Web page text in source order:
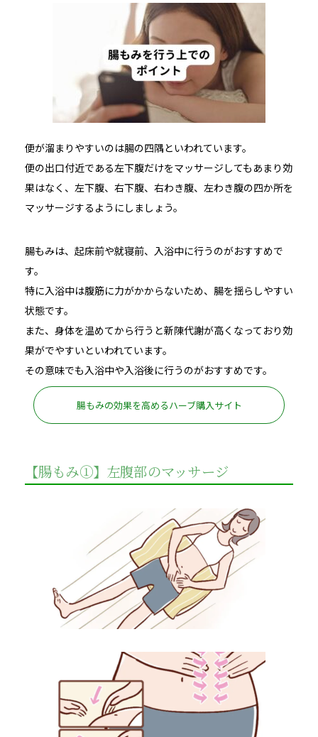
便が溜まりやすいのは腸の四隅といわれています。
便の出口付近である左下腹だけをマッサージしてもあまり効
果はなく、左下腹、右下腹、右わき腹、左わき腹の四か所を
マッサージするようにしましょう。
腸もみは、起床前や就寝前、入浴中に行うのがおすすめで
す。
特に入浴中は腹筋に力がかからないため、腸を揺らしやすい
状態です。
また、身体を温めてから行うと新陳代謝が高くなっており効
果がでやすいといわれています。
その意味でも入浴中や入浴後に行うのがおすすめです。
腸もみの効果を高めるハーブ購入サイト
【腸もみ①】左腹部のマッサージ